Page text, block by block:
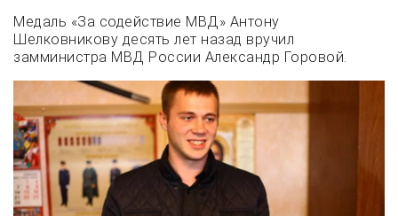
Медаль «За содействие МВД» Антону
Шелковникову десять лет назад вручил
замминистра МВД России Александр Горовой.